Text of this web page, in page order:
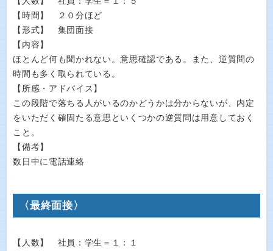
【時間】 ２０分ほど
【形式】 集団面接
【内容】
ほとんど何も聞かれない。意思確認である。また、逆質問の
時間も多く取られている。
【所感・アドバイス】
この段階で落ちる人がいるのかどうかは分からないが、内定
をいただく確固たる意思といくつかの逆質問は用意しておく
こと。
【備考】
数日中に電話連絡
〈最終面接〉
【人数】 社員：学生＝１：１